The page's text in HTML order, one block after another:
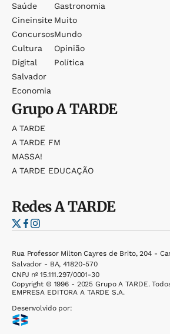
Saúde
Cineinsite
Concursos
Cultura
Digital
Salvador
Economia
Gastronomia
Muito
Mundo
Opinião
Política
GrupoA TARDE
A TARDE
A TARDE FM
MASSA!
A TARDE EDUCAÇÃO
RedesA TARDE
Rua Professor Milton Cayres de Brito, 204 -
Salvador - BA, 41820-570
CNPJ nº 15.111.297/0001-30
Copyright © 1996 - 2025 Grupo A TARDE.
EMPRESA EDITORA A TARDE S.A.
Desenvolvido por: